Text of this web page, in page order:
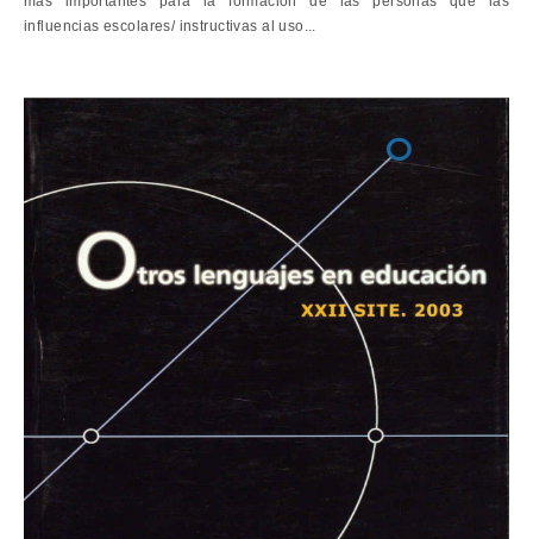
influencias escolares/ instructivas al uso...